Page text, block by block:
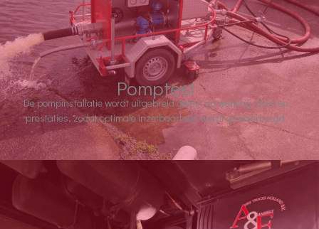
Pomptest
De pompinstallatie wordt uitgebreid getest op werking, druk en
prestaties, zodat optimale inzetbaarheid wordt gewaarborgd.